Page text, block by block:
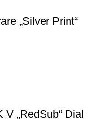
„Silver Print“
„RedSub“ Dial